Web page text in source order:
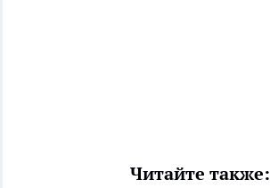
Читайте также: